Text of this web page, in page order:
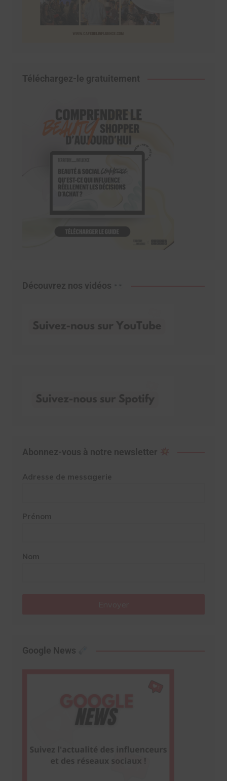
Téléchargez-le gratuitement
Découvrez nos vidéos
Abonnez-vous à notre newsletter
Adresse de messagerie
Prénom
Nom
Google News